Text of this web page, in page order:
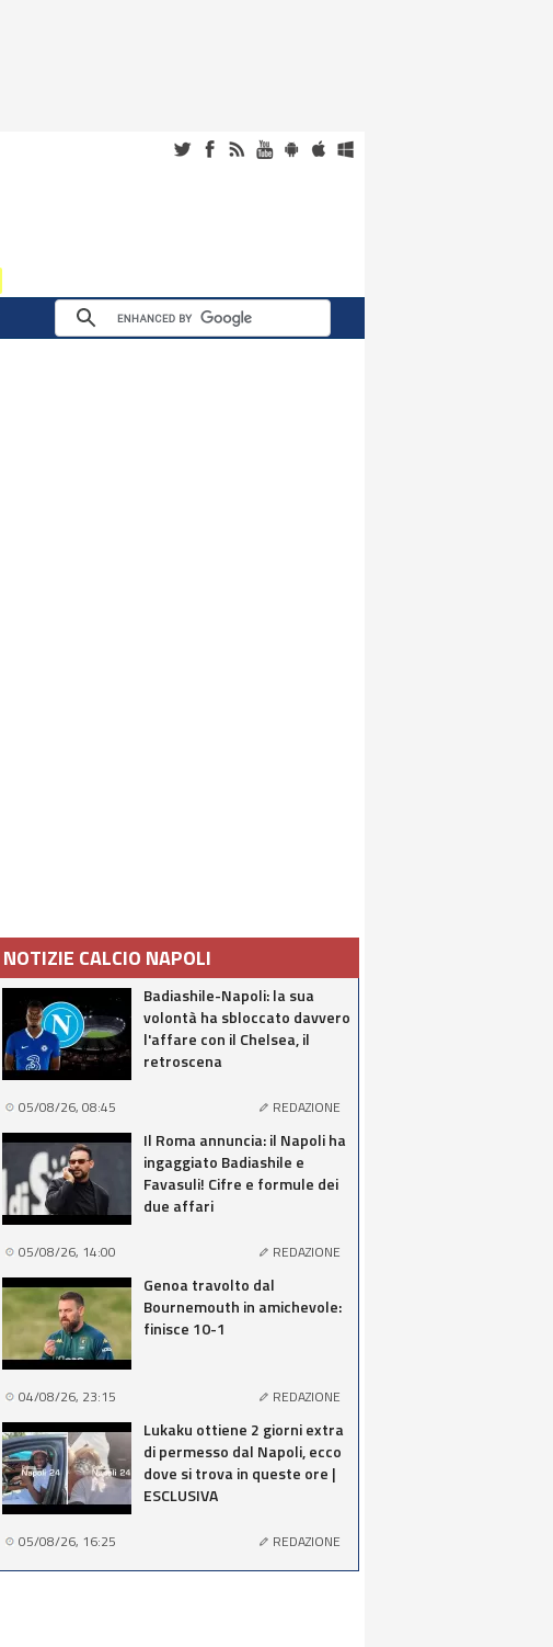
NOTIZIE CALCIO NAPOLI
Badiashile-Napoli: la sua
volontà ha sbloccato davvero
l'affare con il Chelsea, il
retroscena
05/08/26, 08:45 REDAZIONE
Il Roma annuncia: il Napoli ha
ingaggiato Badiashile e
Favasuli! Cifre e formule dei
due affari
05/08/26, 14:00 REDAZIONE
Genoa travolto dal
Bournemouth in amichevole:
finisce 10-1
04/08/26, 23:15 REDAZIONE
Lukaku ottiene 2 giorni extra
di permesso dal Napoli, ecco
dove si trova in queste ore |
ESCLUSIVA
05/08/26, 16:25 REDAZIONE